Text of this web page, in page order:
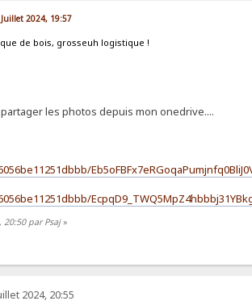
2024, 19:57
de bois, grosseuh logistique !
les photos depuis mon onedrive....
20:50 par Psaj»
2024, 20:55